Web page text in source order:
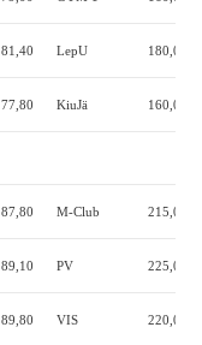
81,40 LepU 180,0
77,80 KiuJä 160,0
87,80 M-Club 215,0
89,10 PV 225,0
89,80 VIS 220,0